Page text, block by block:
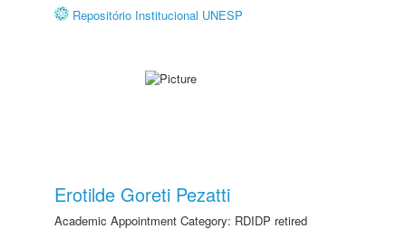
Repositório Institucional UNESP
Erotilde Goreti Pezatti
Academic Appointment Category: RDIDP retired